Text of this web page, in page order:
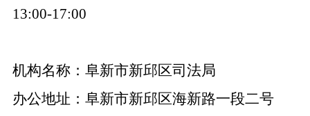
13:00-17:00
机构名称：阜新市新邱区司法局
办公地址：阜新市新邱区海新路一段二号